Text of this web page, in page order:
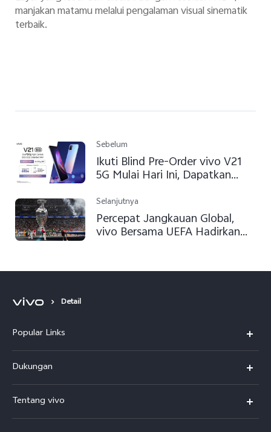
manjakan matamu melalui pengalaman visual sinematik
terbaik.
Sebelum
Ikuti Blind Pre-Order vivo V21
5G Mulai Hari Ini, Dapatkan
Selanjutnya
Percepat Jangkauan Global,
vivo Bersama UEFA Hadirkan
Detail
Popular Links
T5
T5 Pro
Dukungan
Service Center
Tentang vivo